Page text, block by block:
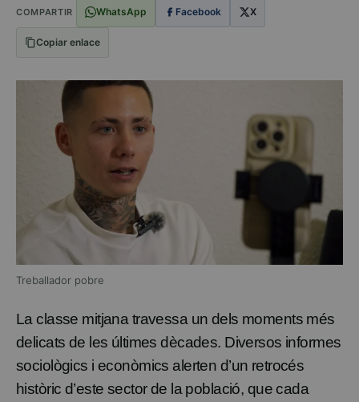
COMPARTIR WhatsApp Facebook X
Copiar enlace
Treballador pobre
La classe mitjana travessa un dels moments més
delicats de les últimes dècades. Diversos informes
sociològics i econòmics alerten d’un retrocés
històric d’este sector de la població, que cada